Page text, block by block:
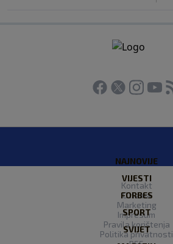
NAJNOVIJE
VIJESTI
FORBES
SPORT
SVIJET
Kontakt
O nama
Marketing
Impresum
Pravila korištenja
Politika privatnosti